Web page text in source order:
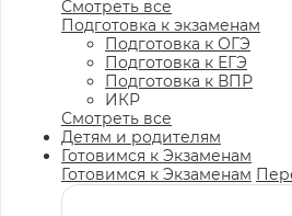
Смотреть все
Подготовка к экзаменам
Подготовка к ОГЭ
Подготовка к ЕГЭ
Подготовка к ВПР
ИКР
Смотреть все
Детям и родителям
Готовимся к Экзаменам
Готовимся к Экзаменам